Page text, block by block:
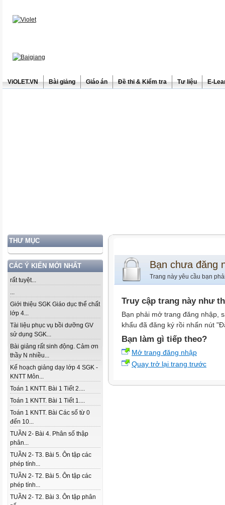
ViOLET.VN Bài giảng Giáo án Đề thi & Kiểm tra Tư liệu E-
THƯ MỤC
CÁC Ý KIẾN MỚI NHẤT
rất tuyệt...
...
Giới thiệu SGK Giáo dục thể chất
lớp 4...
Tài liệu phục vụ bồi dưỡng GV
sử dụng SGK...
Bài giảng rất sinh động. Cảm ơn
thầy N nhiều...
Kế hoạch giảng dạy lớp 4 SGK -
KNTT Môn...
Toán 1 KNTT. Bài 1 Tiết 2....
Toán 1 KNTT. Bài 1 Tiết 1....
Toán 1 KNTT. Bài Các số từ 0
đến 10...
TUẦN 2- Bài 4. Phân số thập
phân...
TUẦN 2- T3. Bài 5. Ôn tập các
phép tính...
TUẦN 2- T2. Bài 5. Ôn tập các
phép tính...
TUẦN 2- T2. Bài 3. Ôn tập phân
Bạn chưa đăng
Trang này yêu cầu bạn
Truy cập trang này như
Bạn phải mở trang đăng nhập,
khẩu đã đăng ký rồi nhấn nút
Bạn làm gì tiếp theo?
Mở trang đăng nhập
Quay trở lại trang trước